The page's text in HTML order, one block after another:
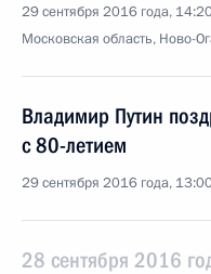
29 сентября 2016 года,
Московская область, Ново-
Владимир Путин
с 80-летием
29 сентября 2016 года,
28 сентября 2016